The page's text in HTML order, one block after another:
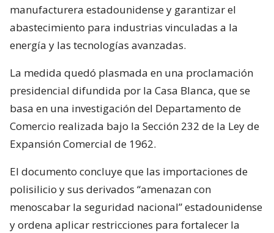
manufacturera estadounidense y garantizar el
abastecimiento para industrias vinculadas a la
energía y las tecnologías avanzadas.
La medida quedó plasmada en una proclamación
presidencial difundida por la Casa Blanca, que se
basa en una investigación del Departamento de
Comercio realizada bajo la Sección 232 de la Ley de
Expansión Comercial de 1962.
El documento concluye que las importaciones de
polisilicio y sus derivados “amenazan con
menoscabar la seguridad nacional” estadounidense
y ordena aplicar restricciones para fortalecer la